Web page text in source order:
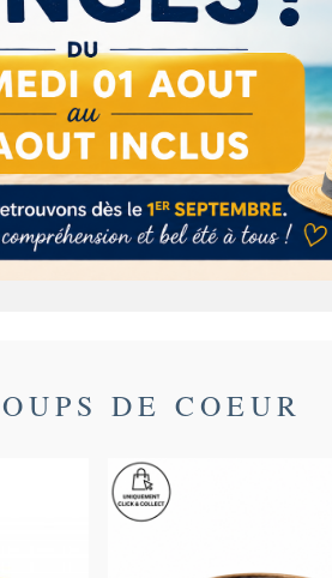
Détails du produit Ingrédients
place à de chaleureuse et
DE COEUR